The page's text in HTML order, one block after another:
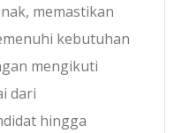
memastikan
kebutuhan
mengikuti
dari
hingga